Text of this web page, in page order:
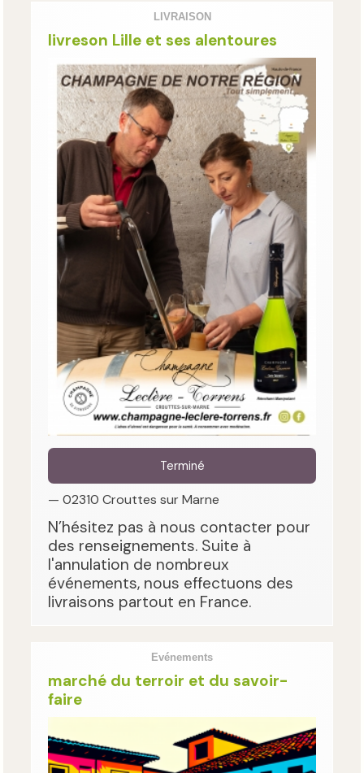
LIVRAISON
livreson Lille et ses alentoures
Terminé
— 02310 Crouttes sur Marne
N’hésitez pas à nous contacter pour
des renseignements. Suite à
l'annulation de nombreux
événements, nous effectuons des
livraisons partout en France.
Evénements
marché du terroir et du savoir-
faire